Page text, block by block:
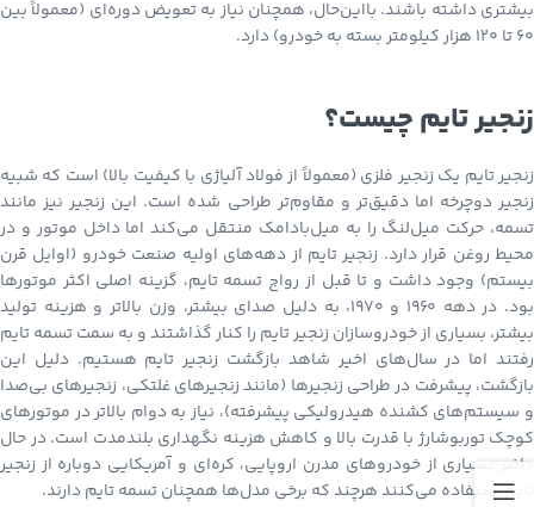
بیشتری داشته باشند. بااین‌حال، همچنان نیاز به تعویض دوره‌ای (معمولاً بین
۶۰ تا ۱۲۰ هزار کیلومتر بسته به خودرو) دارد.
زنجیر تایم چیست؟
زنجیر تایم یک زنجیر فلزی (معمولاً از فولاد آلیاژی با کیفیت بالا) است که شبیه
زنجیر دوچرخه اما دقیق‌تر و مقاوم‌تر طراحی شده است. این زنجیر نیز مانند
تسمه، حرکت میل‌لنگ را به میل‌بادامک منتقل می‌کند اما داخل موتور و در
محیط روغن قرار دارد. زنجیر تایم از دهه‌های اولیه صنعت خودرو (اوایل قرن
بیستم) وجود داشت و تا قبل از رواج تسمه تایم، گزینه اصلی اکثر موتورها
بود. در دهه ۱۹۶۰ و ۱۹۷۰، به دلیل صدای بیشتر، وزن بالاتر و هزینه تولید
بیشتر، بسیاری از خودروسازان زنجیر تایم را کنار گذاشتند و به سمت تسمه تایم
رفتند اما در سال‌های اخیر شاهد بازگشت زنجیر تایم هستیم. دلیل این
بازگشت، پیشرفت در طراحی زنجیرها (مانند زنجیرهای غلتکی، زنجیرهای بی‌صدا
و سیستم‌های کشنده هیدرولیکی پیشرفته)، نیاز به دوام بالاتر در موتورهای
کوچک توربوشارژ با قدرت بالا و کاهش هزینه نگهداری بلندمدت است. در حال
حاضر بسیاری از خودروهای مدرن اروپایی، کره‌ای و آمریکایی دوباره از زنجیر
تایم استفاده می‌کنند هرچند که برخی مدل‌ها همچنان تسمه تایم دارند.